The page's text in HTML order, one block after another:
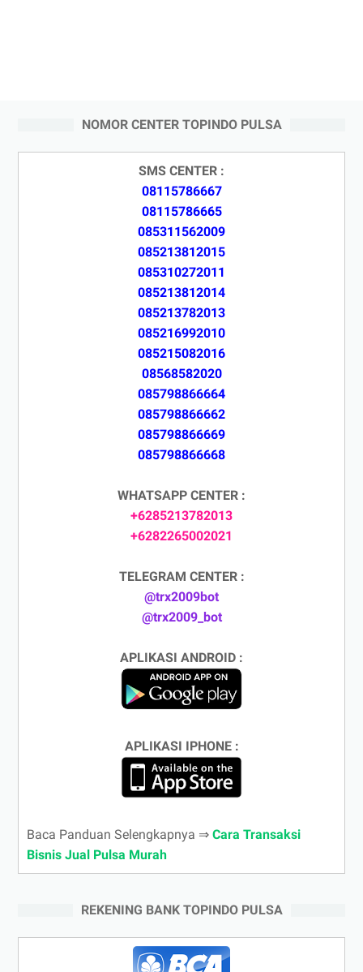
NOMOR CENTER TOPINDO PULSA
SMS CENTER :
08115786667
08115786665
085311562009
085213812015
085310272011
085213812014
085213782013
085216992010
085215082016
08568582020
085798866664
085798866662
085798866669
085798866668
WHATSAPP CENTER :
+6285213782013
+6282265002021
TELEGRAM CENTER :
@trx2009bot
@trx2009_bot
APLIKASI ANDROID :
APLIKASI IPHONE :
Baca Panduan Selengkapnya ⇒ Cara Transaksi
Bisnis Jual Pulsa Murah
REKENING BANK TOPINDO PULSA